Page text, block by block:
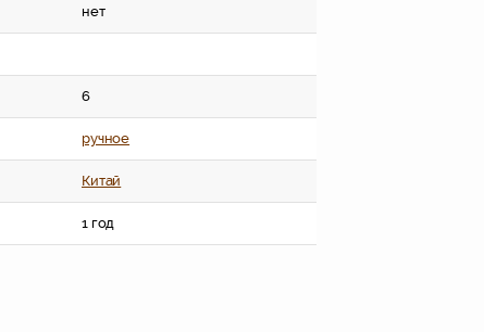
нет
6
ручное
Китай
1 год